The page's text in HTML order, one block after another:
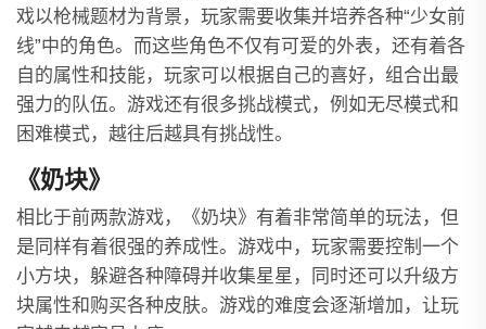
戏以枪械题材为背景，玩家需要收集并培养各种“少女前
线”中的角色。而这些角色不仅有可爱的外表，还有着各
自的属性和技能，玩家可以根据自己的喜好，组合出最
强力的队伍。游戏还有很多挑战模式，例如无尽模式和
困难模式，越往后越具有挑战性。
《奶块》
相比于前两款游戏，《奶块》有着非常简单的玩法，但
是同样有着很强的养成性。游戏中，玩家需要控制一个
小方块，躲避各种障碍并收集星星，同时还可以升级方
块属性和购买各种皮肤。游戏的难度会逐渐增加，让玩